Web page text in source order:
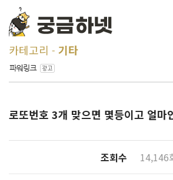
카테고리 기타
로또번호 3개 맞으면 몇등이고 얼마
조회수 14,146